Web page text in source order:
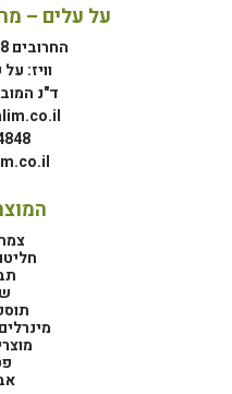
על עלים –
החרובים 8, מושב ציפורי
וויז:
ד"נ המוביל,